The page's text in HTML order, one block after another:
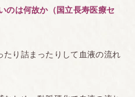
のは何故か（国立長寿医療セ
り詰まったりして血液の流れ